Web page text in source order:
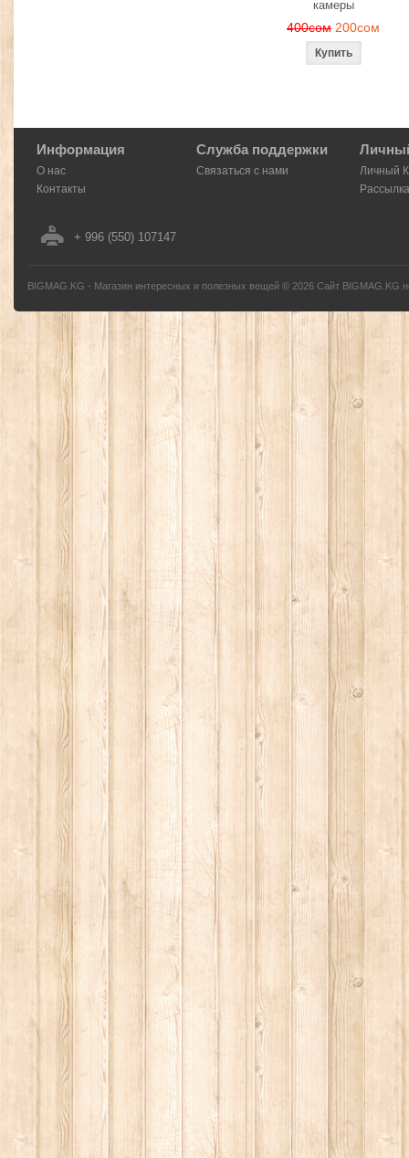
камеры
400сом 200сом
Информация
О нас
Контакты
Служба поддержки
Связаться с нами
Личный
Рассылка
+ 996 (550) 107147
BIGMAG.KG - Магазин интересных и полезных вещей © 2026 Сайт BIGMAG.KG
без письменного разрешения автора - запрещено, и будет преследоваться по